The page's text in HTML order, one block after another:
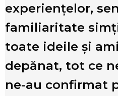
experiențelor,
familiaritate
toate ideile şi
depănat, tot ce
ne-au confirmat